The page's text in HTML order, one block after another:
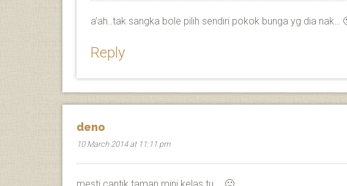
a’ah..tak sangka bole pilih sendiri pokok bunga yg dia nak…
Reply
deno
10 March 2014 at 11:11 pm